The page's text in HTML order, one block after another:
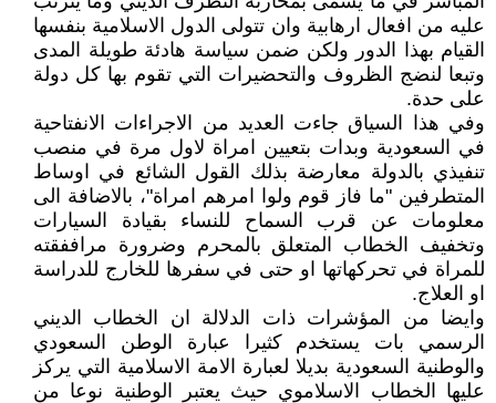
عليه من افعال ارهابية وان تتولى الدول الاسلامية بنفسها
القيام بهذا الدور ولكن ضمن سياسة هادئة طويلة المدى
وتبعا لنضج الظروف والتحضيرات التي تقوم بها كل دولة
على حدة.
وفي هذا السياق جاءت العديد من الاجراءات الانفتاحية
في السعودية وبدات بتعيين امراة لاول مرة في منصب
تنفيذي بالدولة معارضة بذلك القول الشائع في اوساط
المتطرفين "ما فاز قوم ولوا امرهم امراة"، بالاضافة الى
معلومات عن قرب السماح للنساء بقيادة السيارات
وتخفيف الخطاب المتعلق بالمحرم وضرورة مراففقته
للمراة في تحركهاتها او حتى في سفرها للخارج للدراسة
او العلاج.
وايضا من المؤشرات ذات الدلالة ان الخطاب الديني
الرسمي بات يستخدم كثيرا عبارة الوطن السعودي
والوطنية السعودية بديلا لعبارة الامة الاسلامية التي يركز
عليها الخطاب الاسلاموي حيث يعتبر الوطنية نوعا من